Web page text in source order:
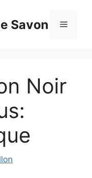
Savon Menu
Noir